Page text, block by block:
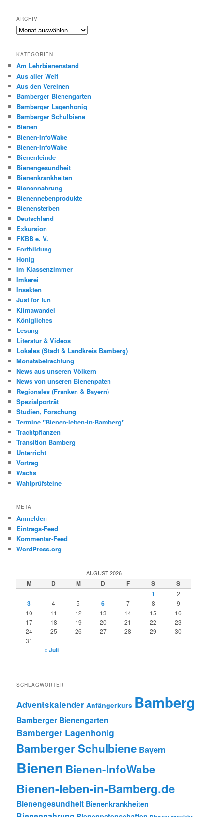
ARCHIV
Archiv
KATEGORIEN
Am Lehrbienenstand
Aus aller Welt
Aus den Vereinen
Bamberger Bienengarten
Bamberger Lagenhonig
Bamberger Schulbiene
Bienen
Bienen-InfoWabe
Bienen-InfoWabe
Bienenfeinde
Bienengesundheit
Bienenkrankheiten
Bienennahrung
Bienennebenprodukte
Bienensterben
Deutschland
Exkursion
FKBB e. V.
Fortbildung
Honig
Im Klassenzimmer
Imkerei
Insekten
Just for fun
Klimawandel
Königliches
Lesung
Literatur & Videos
Lokales (Stadt & Landkreis Bamberg)
Monatsbetrachtung
News aus unseren Völkern
News von unseren Bienenpaten
Regionales (Franken & Bayern)
Spezialporträt
Studien, Forschung
Termine "Bienen-leben-in-Bamberg"
Trachtpflanzen
Transition Bamberg
Unterricht
Vortrag
Wachs
Wahlprüfsteine
META
Anmelden
Eintrags-Feed
Kommentar-Feed
WordPress.org
AUGUST 2026
M D M D F S
S
1
2
3 4 5 6 7 8
9
10
11 12 13 14 15
16
17
18 19 20 21 22
23
24
25 26 27 28 29
30
31
« Juli
SCHLAGWÖRTER
Adventskalender Anfängerkurs Bamberg
Bamberger Bienengarten
Bamberger Lagenhonig
Bamberger Schulbiene Bayern
Bienen Bienen-InfoWabe
Bienen-leben-in-Bamberg.de
Bienengesundheit Bienenkrankheiten